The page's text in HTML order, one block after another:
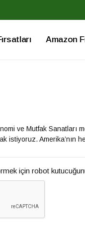
Amazon
ve Mutfak Sanatları
istiyoruz. Amerika’nın
için robot